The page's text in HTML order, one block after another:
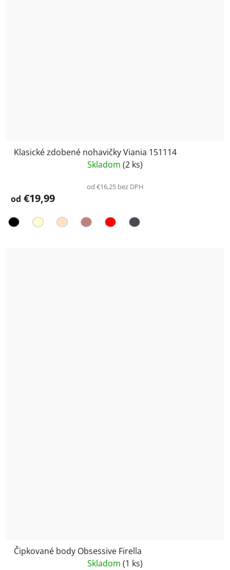
Klasické zdobené nohavičky Viania 151114
Skladom (2 ks)
od €16,25 bez DPH
od €19,99
Čipkované body Obsessive Firella
Skladom (1 ks)